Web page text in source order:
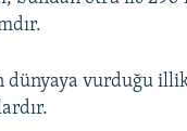
dünyaya vurduğu